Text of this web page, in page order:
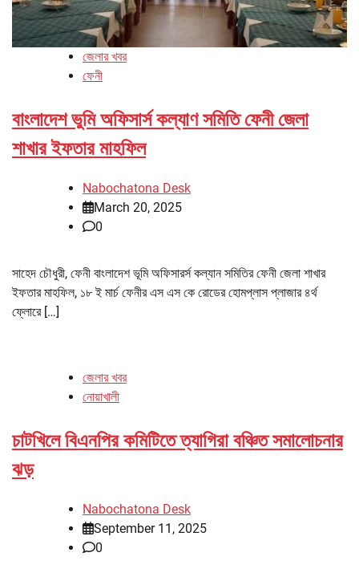
জেলার খবর
ফেনী
বাংলাদেশ ভুমি অফিসার্স কল্যাণ সমিতি ফেনী জেলা
শাখার ইফতার মাহফিল
Nabochatona Desk
March 20, 2025
0
সাহেদ চৌধুরী, ফেনী বাংলাদেশ ভূমি অফিসারর্স কল্যান সমিতির ফেনী জেলা শাখার
ইফতার মাহফিল, ১৮ ই মার্চ ফেনীর এস এস কে রোডের হোমপ্লাস প্লাজার ৪র্থ
ফ্লোরে […]
জেলার খবর
নোয়াখালী
চাটখিলে বিএনপির কমিটিতে ত্যাগিরা বঞ্চিত সমালোচনার
ঝড়
Nabochatona Desk
September 11, 2025
0